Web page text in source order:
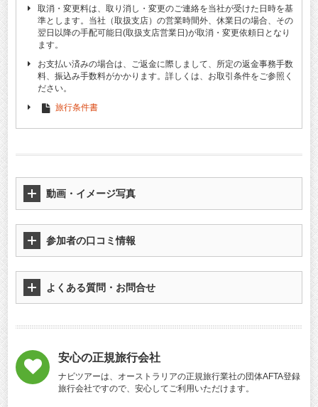
取消・変更料は、取り消し・変更のご連絡を当社が受けた日時を基
準とします。当社（取扱支店）の営業時間外、休業日の場合、その
翌日以降の手配可能日(取扱支店営業日)が取消・変更依頼日となり
ます。
お支払い済みの場合は、ご返金に際しまして、所定の返金事務手数
料、振込み手数料がかかります。詳しくは、お取引条件をご参照く
ださい。
旅行条件書
動画・イメージ写真
参加者の口コミ情報
よくある質問・お問合せ
安心の正規旅行会社
ナビツアーは、オーストラリアの正規旅行業社の団体AFTA登録
旅行会社ですので、安心してご利用いただけます。